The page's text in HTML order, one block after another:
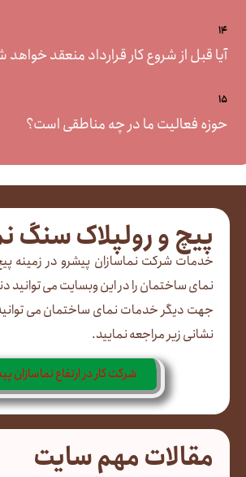
14
آیا قبل از شروع کار قرارداد منعقد
15
حوزه فعالیت ما در چه مناطقی است؟
پیچ و رولپلاک سنگ
خدمات شرکت نماسازان پیشرو در زمینه
نمای ساختمان را در این وبسایت می توانید
جهت دیگر خدمات نمای ساختمان می
نشانی زیر مراجعه نمایید.
شرکت کار در ارتفاع نماسازان
مقالات مهم سایت